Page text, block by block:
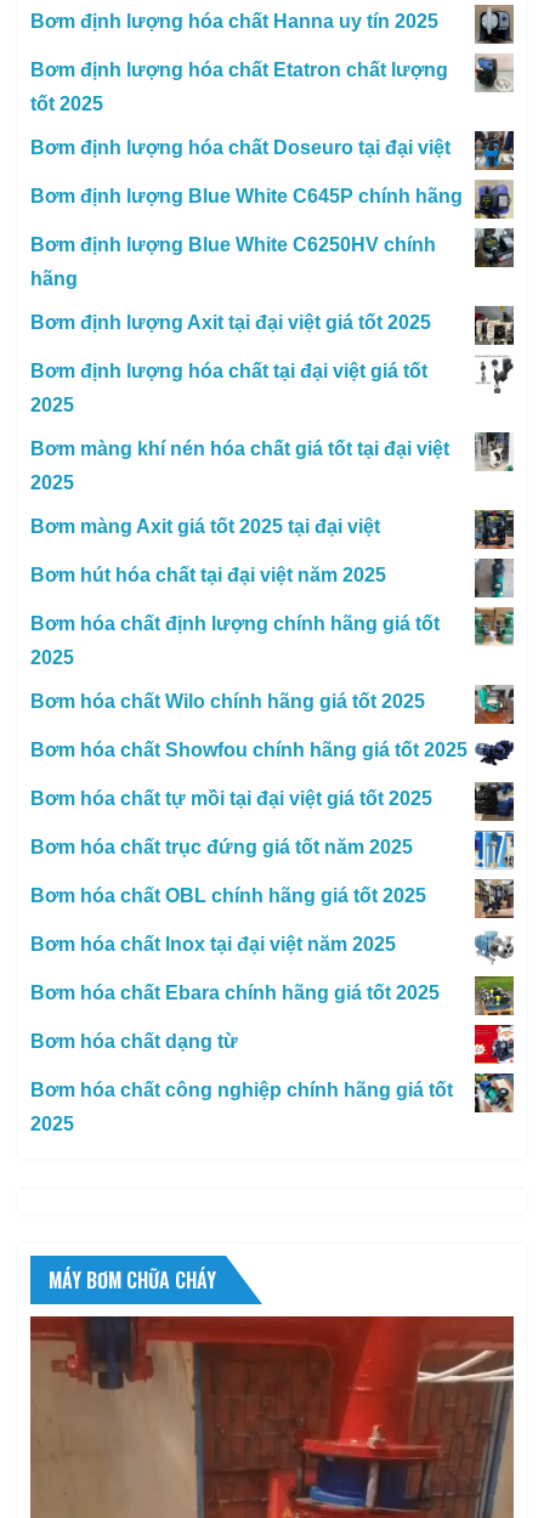
Bơm định lượng hóa chất Hanna uy tín 2025
Bơm định lượng hóa chất Etatron chất lượng
tốt 2025
Bơm định lượng hóa chất Doseuro tại đại việt
Bơm định lượng Blue White C645P chính hãng
Bơm định lượng Blue White C6250HV chính
hãng
Bơm định lượng Axit tại đại việt giá tốt 2025
Bơm định lượng hóa chất tại đại việt giá tốt
2025
Bơm màng khí nén hóa chất giá tốt tại đại việt
2025
Bơm màng Axit giá tốt 2025 tại đại việt
Bơm hút hóa chất tại đại việt năm 2025
Bơm hóa chất định lượng chính hãng giá tốt
2025
Bơm hóa chất Wilo chính hãng giá tốt 2025
Bơm hóa chất Showfou chính hãng giá tốt 2025
Bơm hóa chất tự mồi tại đại việt giá tốt 2025
Bơm hóa chất trục đứng giá tốt năm 2025
Bơm hóa chất OBL chính hãng giá tốt 2025
Bơm hóa chất Inox tại đại việt năm 2025
Bơm hóa chất Ebara chính hãng giá tốt 2025
Bơm hóa chất dạng từ
Bơm hóa chất công nghiệp chính hãng giá tốt
2025
MÁY BƠM CHỮA CHÁY
Trình
chơi